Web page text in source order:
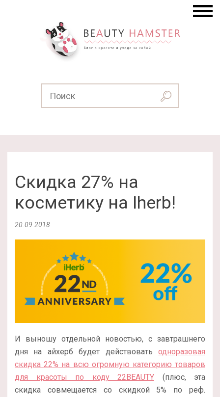
Скидка 27% на
косметику на Iherb!
20.09.2018
И выношу отдельной новостью, с завтрашнего
дня на айхерб будет действовать одноразовая
скидка 22% на всю огромную категорию товаров
для красоты по коду 22BEAUTY (плюс, эта
скидка совмещается со скидкой 5% по реф.